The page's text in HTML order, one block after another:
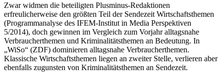
Zwar widmen die beteiligten Plusminus-Redaktionen
erfreulicherweise den größten Teil der Sendezeit Wirtschafts­themen
(Programmanalyse des IFEM-Institut in Media Perspektiven
5/2014), doch gewinnen im Vergleich zum Vorjahr alltagsnahe
Verbraucherthemen und Kriminalitäts­themen an Bedeutung. In
„WiSo“ (ZDF) dominieren alltagsnahe Verbraucherthemen.
Klassische Wirtschaftsthemen liegen an zweiter Stelle, verlieren aber
ebenfalls zugunsten von Kriminalitätsthemen an Sendezeit.